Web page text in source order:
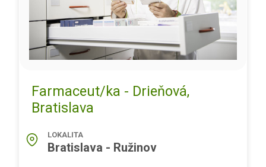
Farmaceut/ka - Drieňová,
Bratislava
LOKALITA
Bratislava - Ružinov